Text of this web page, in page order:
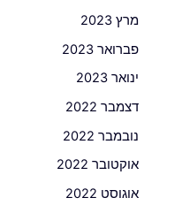
מרץ 2023
פברואר 2023
ינואר 2023
דצמבר 2022
נובמבר 2022
אוקטובר 2022
אוגוסט 2022